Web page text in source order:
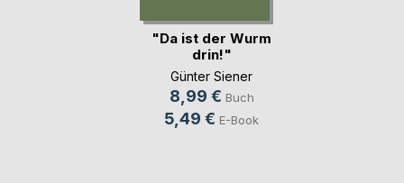
"Da ist der Wurm
drin!"
Günter Siener
8,99 € Buch
5,49 € E-Book